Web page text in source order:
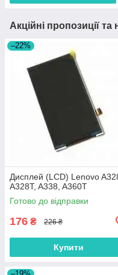
Акційні пропозиції та
–22%
Дисплей (LCD) Lenovo
A328T, A338, A360T
Готово до відправки
176 ₴ 226 ₴
Купити